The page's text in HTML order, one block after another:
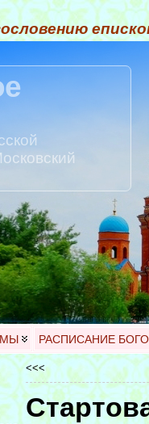
РАСПИСАНИЕ
<<<